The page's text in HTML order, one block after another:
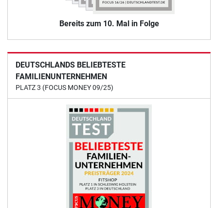
Bereits zum 10. Mal in Folge
DEUTSCHLANDS BELIEBTESTE
FAMILIENUNTERNEHMEN
PLATZ 3 (FOCUS MONEY 09/25)